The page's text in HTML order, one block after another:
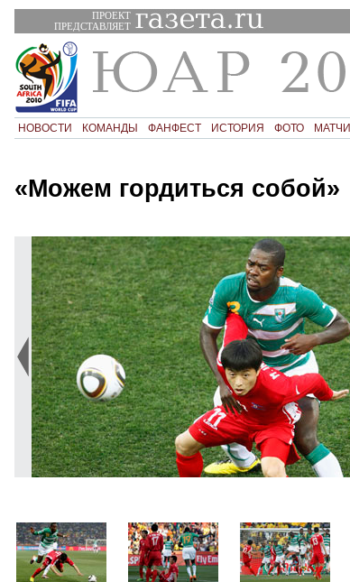
ПРОЕКТ
ПРЕДСТАВЛЯЕТ
НОВОСТИ КОМАНДЫ ФАНФЕСТ ИСТОРИЯ ФОТО МАТЧИ
«Можем гордиться собой»